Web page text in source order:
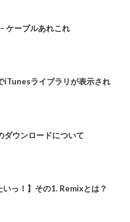
ケーブルあれこれ
iTunesライブラリが表示され
ウンロードについて
いっ！】その1. Remixとは？